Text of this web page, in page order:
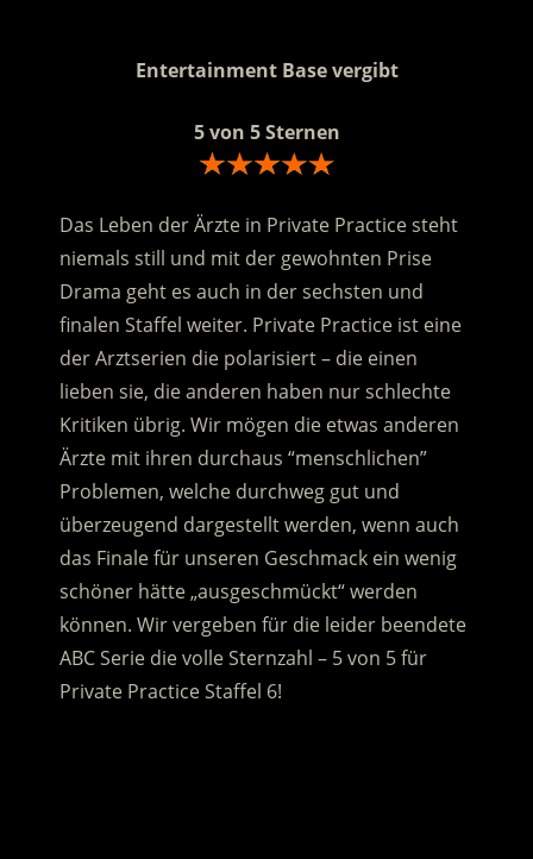
Entertainment Base vergibt
5 von 5 Sternen
Das Leben der Ärzte in Private Practice steht
niemals still und mit der gewohnten Prise
Drama geht es auch in der sechsten und
finalen Staffel weiter. Private Practice ist eine
der Arztserien die polarisiert – die einen
lieben sie, die anderen haben nur schlechte
Kritiken übrig. Wir mögen die etwas anderen
Ärzte mit ihren durchaus “menschlichen”
Problemen, welche durchweg gut und
überzeugend dargestellt werden, wenn auch
das Finale für unseren Geschmack ein wenig
schöner hätte „ausgeschmückt“ werden
können. Wir vergeben für die leider beendete
ABC Serie die volle Sternzahl – 5 von 5 für
Private Practice Staffel 6!